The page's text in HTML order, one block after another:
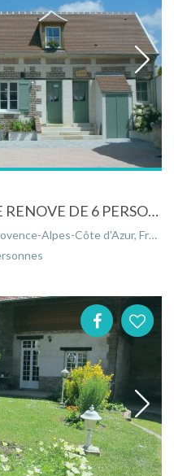
ANCIEN CORPS DE FERME RENOVE DE 6 PERSONNES AVEC SPA PROCHE DE COMPIEGNE
Alpes-Côte d'Azur, France